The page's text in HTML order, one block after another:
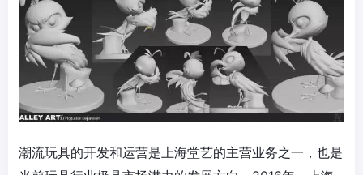
潮流玩具的开发和运营是上海堂艺的主营业务之一，也是